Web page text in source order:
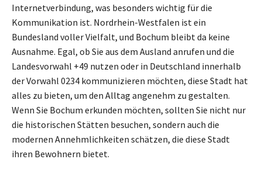
Internetverbindung, was besonders wichtig für die
Kommunikation ist. Nordrhein-Westfalen ist ein
Bundesland voller Vielfalt, und Bochum bleibt da keine
Ausnahme. Egal, ob Sie aus dem Ausland anrufen und die
Landesvorwahl +49 nutzen oder in Deutschland innerhalb
der Vorwahl 0234 kommunizieren möchten, diese Stadt hat
alles zu bieten, um den Alltag angenehm zu gestalten.
Wenn Sie Bochum erkunden möchten, sollten Sie nicht nur
die historischen Stätten besuchen, sondern auch die
modernen Annehmlichkeiten schätzen, die diese Stadt
ihren Bewohnern bietet.